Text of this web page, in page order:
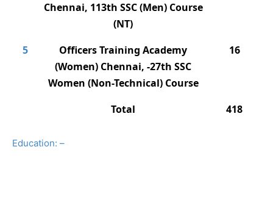
Chennai, 113th SSC (Men) Course
(NT)
5
Officers Training Academy
(Women) Chennai, -27th SSC
Women (Non-Technical) Course
16
Total 418
Education: –